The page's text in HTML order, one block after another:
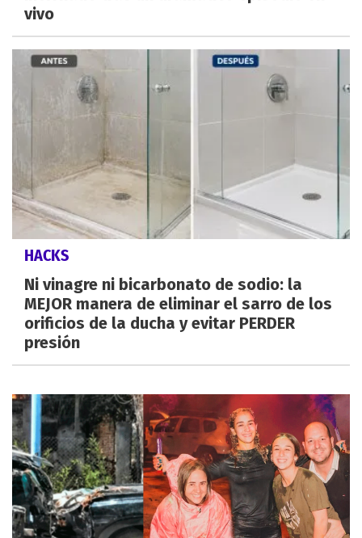
vivo
HACKS
Ni vinagre ni bicarbonato de sodio: la
MEJOR manera de eliminar el sarro de los
orificios de la ducha y evitar PERDER
presión